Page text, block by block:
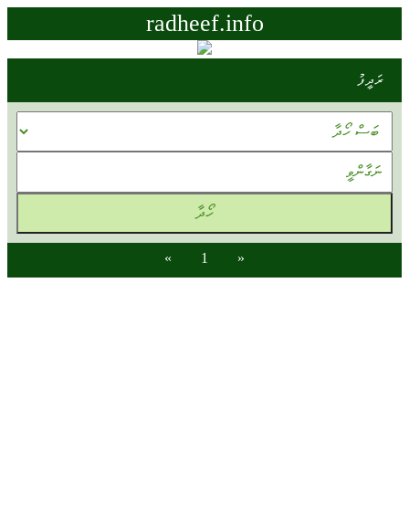
radheef.info
ރަދީފު
«
1
»